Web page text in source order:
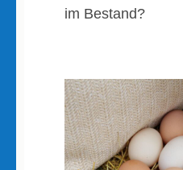
im Bestand?